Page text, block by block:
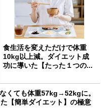
食生活を変えただけで体重
10kg以上減。ダイエット成
功に導いた【たった１つの...
くても体重57kg→52kgに。
【簡単ダイエット】の極意